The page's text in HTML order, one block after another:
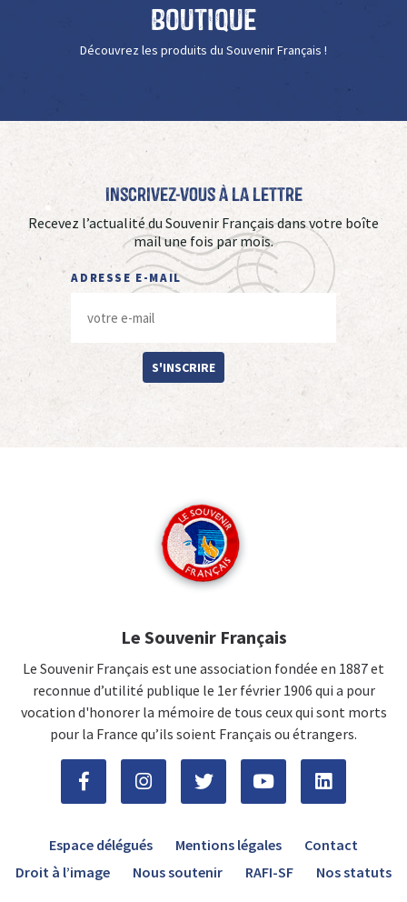
Boutique
Découvrez les produits du Souvenir Français !
Inscrivez-vous à La Lettre
Recevez l’actualité du Souvenir Français dans votre boîte
mail une fois par mois.
ADRESSE E-MAIL
S'INSCRIRE
Le Souvenir Français
Le Souvenir Français est une association fondée en 1887 et
reconnue d’utilité publique le 1er février 1906 qui a pour
vocation d'honorer la mémoire de tous ceux qui sont morts
pour la France qu’ils soient Français ou étrangers.
Espace délégués Mentions légales
Contact
Droit à l’image
Nous soutenir RAFI-SF Nos statuts